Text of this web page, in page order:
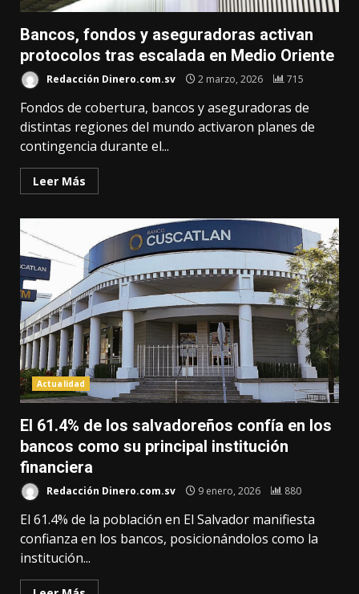
Bancos, fondos y aseguradoras activan
protocolos tras escalada en Medio Oriente
Redacción Dinero.com.sv 2 marzo, 2026 715
Fondos de cobertura, bancos y aseguradoras de
distintas regiones del mundo activaron planes de
contingencia durante el...
Leer Más
Actualidad
El 61.4% de los salvadoreños confía en los
bancos como su principal institución
financiera
Redacción Dinero.com.sv 9 enero, 2026 880
El 61.4% de la población en El Salvador manifiesta
confianza en los bancos, posicionándolos como la
institución...